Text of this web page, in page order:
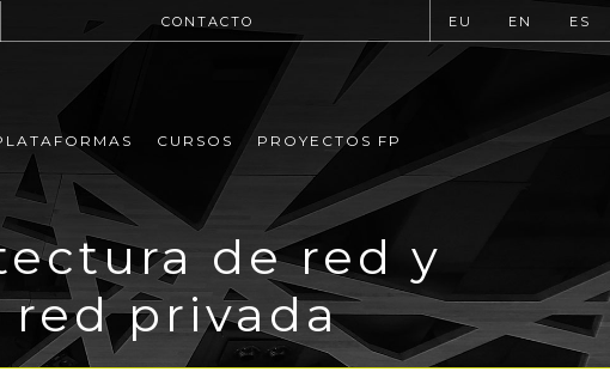
CONTACTO EU EN ES
CURSOS PROYECTOS FP
de red y
red privada